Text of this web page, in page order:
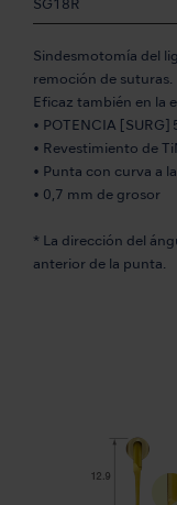
SG18R
Sindesmotomía del
remoción de suturas.
Eficaz también en la
• POTENCIA [SURG]
• Revestimiento de
• Punta con curva a
• 0,7 mm de grosor
* La dirección del
anterior de la punta.